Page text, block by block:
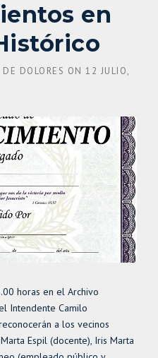
en
DOLORES ON 12 JULIO,
horas en el Archivo
Intendente Camilo
a los vecinos
Espil (docente), Iris Marta